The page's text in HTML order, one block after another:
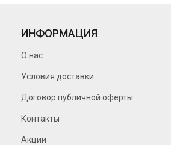
ИНФОРМАЦИЯ
О нас
Условия доставки
Договор публичной оферты
Контакты
Акции